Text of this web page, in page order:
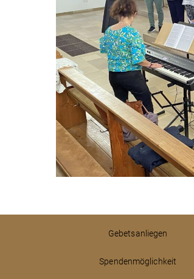
Gebetsanliegen
Spendenmöglichkeit